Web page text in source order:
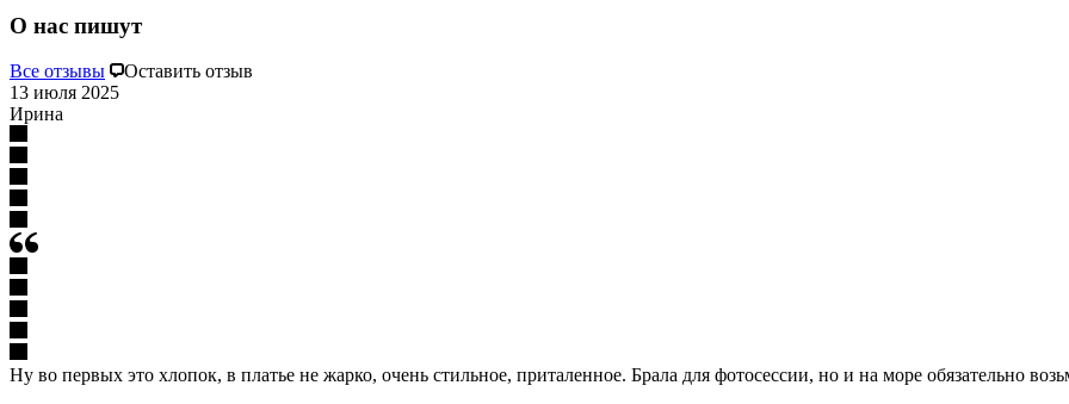
О нас пишут
Все отзывы
Оставить отзыв
13 июля 2025
Ирина
Ну во первых это хлопок, в платье не жарко, очень стильное, приталенное. Брала для фотосессии, но и на море обязательно